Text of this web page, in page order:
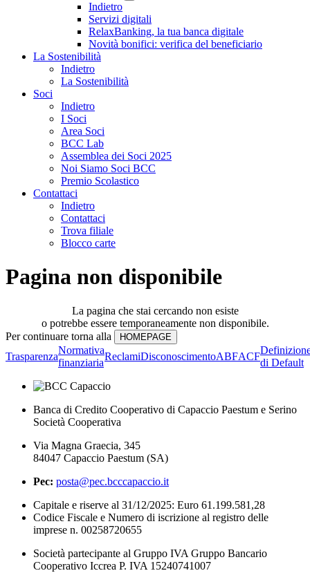
Indietro
Servizi digitali
RelaxBanking, la tua banca digitale
Novità bonifici: verifica del beneficiario
La Sostenibilità
Indietro
La Sostenibilità
Soci
Indietro
I Soci
Area Soci
BCC Lab
Assemblea dei Soci 2025
Noi Siamo Soci BCC
Premio Scolastico
Contattaci
Indietro
Contattaci
Trova filiale
Blocco carte
Pagina non disponibile
La pagina che stai cercando non esiste
o potrebbe essere temporaneamente non disponibile.
Per continuare torna alla
Trasparenza
Normativa
finanziaria
ReclamiDisconoscimentoABFACF
di Default
Banca di Credito Cooperativo di Capaccio Paestum e Serino
Società Cooperativa
Via Magna Graecia, 345
84047 Capaccio Paestum (SA)
Pec: posta@pec.bcccapaccio.it
Capitale e riserve al 31/12/2025: Euro 61.199.581,28
Codice Fiscale e Numero di iscrizione al registro delle
imprese n. 00258720655
Società partecipante al Gruppo IVA Gruppo Bancario
Cooperativo Iccrea P. IVA 15240741007